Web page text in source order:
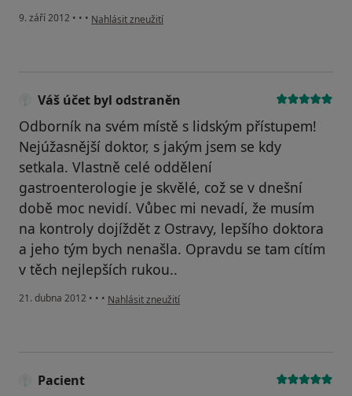
9. září 2012 • • • podle názoru uživatele Váš účet byl odstraněn
Nahlásit zneužití
Váš účet byl odstraněn
Odborník na svém místě s lidským přístupem!
Nejúžasnější doktor, s jakým jsem se kdy
setkala. Vlastně celé oddělení
gastroenterologie je skvělé, což se v dnešní
době moc nevidí. Vůbec mi nevadí, že musím
na kontroly dojíždět z Ostravy, lepšího doktora
a jeho tým bych nenašla. Opravdu se tam cítím
v těch nejlepších rukou..
21. dubna 2012 • • • podle názoru uživatele Váš účet byl odstraněn
Nahlásit zneužití
Pacient